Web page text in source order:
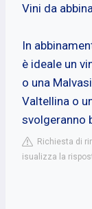
Vini da
In
è ideale un
o una
Valtellina o
svolgeranno
Richiesta di
isualizza la